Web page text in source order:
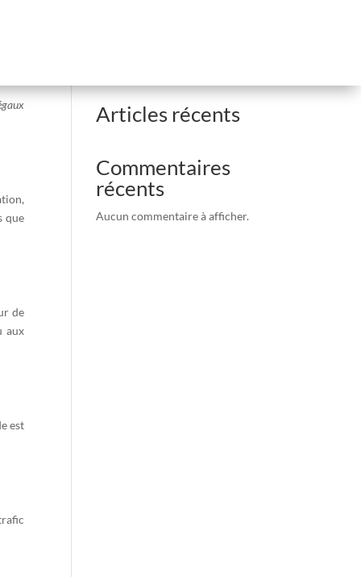
que
de
aux
est
Articles récents
Commentaires
récents
Aucun commentaire à afficher.